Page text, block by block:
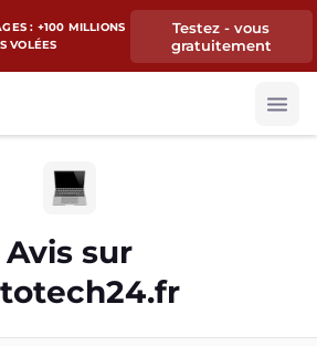
: +100 MILLIONS
VOLÉES
Testez - vous
gratuitement
Avis sur